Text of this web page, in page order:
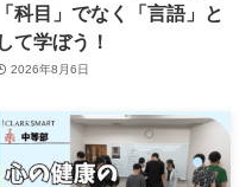
「科目」でなく「言語」と
して学ぼう！
2026年8月6日